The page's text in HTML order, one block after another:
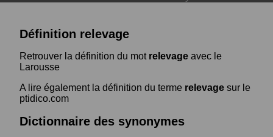
Définition relevage
Retrouver la définition du mot relevage avec le
Larousse
A lire également la définition du terme relevage sur le
ptidico.com
Dictionnaire des synonymes